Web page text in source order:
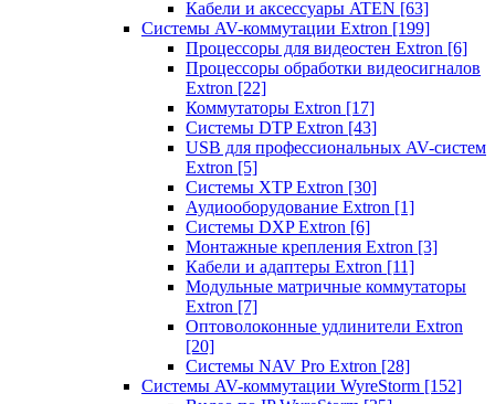
Кабели и аксессуары ATEN [63]
Системы AV-коммутации Extron [199]
Процессоры для видеостен Extron [6]
Процессоры обработки видеосигналов
Extron [22]
Коммутаторы Extron [17]
Системы DTP Extron [43]
USB для профессиональных AV-систем
Extron [5]
Системы XTP Extron [30]
Аудиооборудование Extron [1]
Системы DXP Extron [6]
Монтажные крепления Extron [3]
Кабели и адаптеры Extron [11]
Модульные матричные коммутаторы
Extron [7]
Оптоволоконные удлинители Extron
[20]
Системы NAV Pro Extron [28]
Системы AV-коммутации WyreStorm [152]